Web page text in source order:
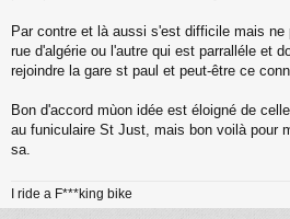
g
e
n
n
u
Par contre et là aussi s'est difficile mais ne
rue d'algérie ou l'autre qui est parralléle et
rejoindre la gare st paul et peut-être ce
Bon d'accord mùon idée est éloigné de
au funiculaire St Just, mais bon voilà pour
sa.
I ride a F***king bike